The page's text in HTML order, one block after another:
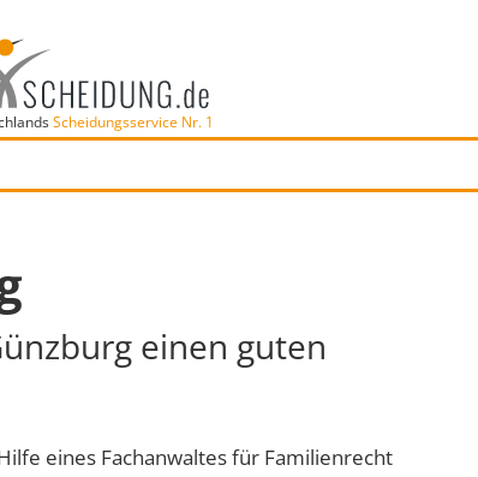
Scheidungsservice Nr. 1
einen guten
eines Fachanwaltes für Familienrecht